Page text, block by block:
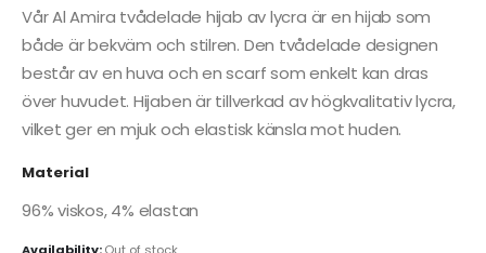
Vår Al Amira tvådelade hijab av lycra är en hijab som
både är bekväm och stilren. Den tvådelade designen
består av en huva och en scarf som enkelt kan dras
över huvudet. Hijaben är tillverkad av högkvalitativ lycra,
vilket ger en mjuk och elastisk känsla mot huden.
Material
96% viskos, 4% elastan